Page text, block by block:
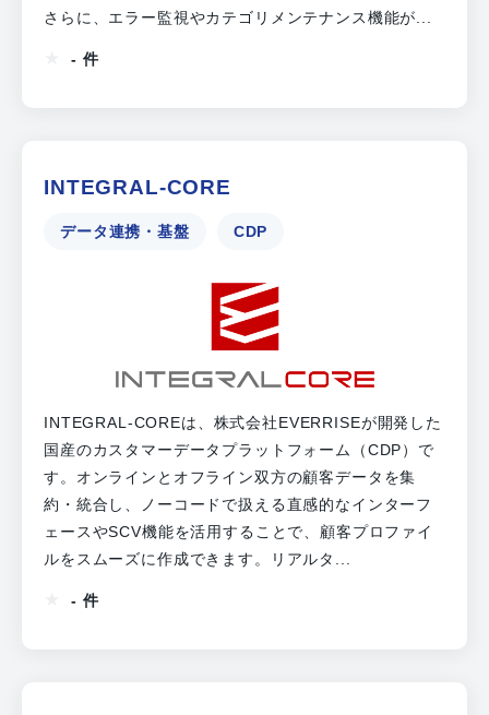
さらに、エラー監視やカテゴリメンテナンス機能が...
- 件
INTEGRAL-CORE
データ連携・基盤 CDP
INTEGRAL-COREは、株式会社EVERRISEが開発した
国産のカスタマーデータプラットフォーム（CDP）で
す。オンラインとオフライン双方の顧客データを集
約・統合し、ノーコードで扱える直感的なインターフ
ェースやSCV機能を活用することで、顧客プロファイ
ルをスムーズに作成できます。リアルタ...
- 件